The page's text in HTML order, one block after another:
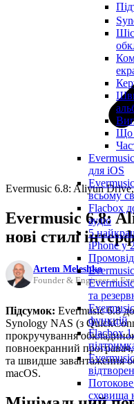
Що
для iOS
всьому
Flacbox
аудіо
5
iPhone у
та
функцій
Flacbox
сховища
Evermusic 6.8: Aliyun Drive,
Evermusic 6.8:
нові стилі
Artem Meleshko
Founder & Engineer at
Підсумок: Evermusic 6.8
Synology NAS (з
прокручування
повноекранний
та швидше завантаження
macOS.